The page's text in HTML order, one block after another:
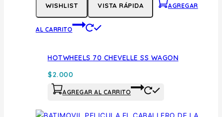
WISHLIST VISTA RÁPIDA AGREGAR
AL CARRITO
HOTWHEELS 70 CHEVELLE SS WAGON
$2.000
AGREGAR AL CARRITO